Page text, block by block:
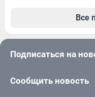
Все
Подписаться на
Сообщить новость